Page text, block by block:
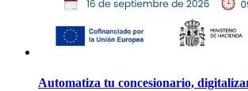
Automatiza tu concesionario,